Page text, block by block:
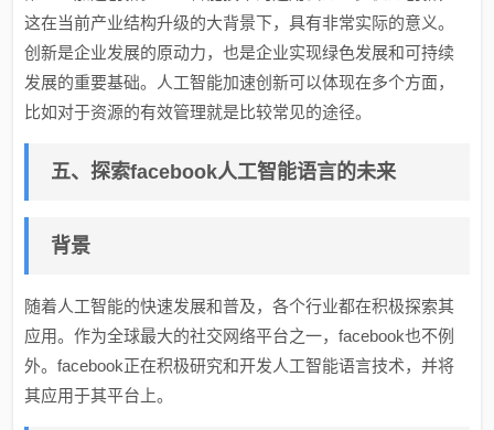
这在当前产业结构升级的大背景下，具有非常实际的意义。
创新是企业发展的原动力，也是企业实现绿色发展和可持续
发展的重要基础。人工智能加速创新可以体现在多个方面，
比如对于资源的有效管理就是比较常见的途径。
五、探索facebook人工智能语言的未来
背景
随着人工智能的快速发展和普及，各个行业都在积极探索其
应用。作为全球最大的社交网络平台之一，facebook也不例
外。facebook正在积极研究和开发人工智能语言技术，并将
其应用于其平台上。